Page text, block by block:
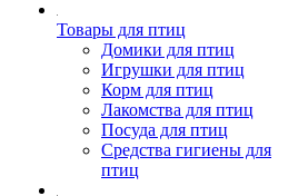
Товары для птиц
Домики для птиц
Игрушки для птиц
Корм для птиц
Лакомства для птиц
Посуда для птиц
Средства гигиены для
птиц